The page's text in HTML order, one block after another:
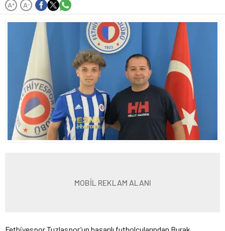
A+ A-
MOBİL REKLAM ALANI